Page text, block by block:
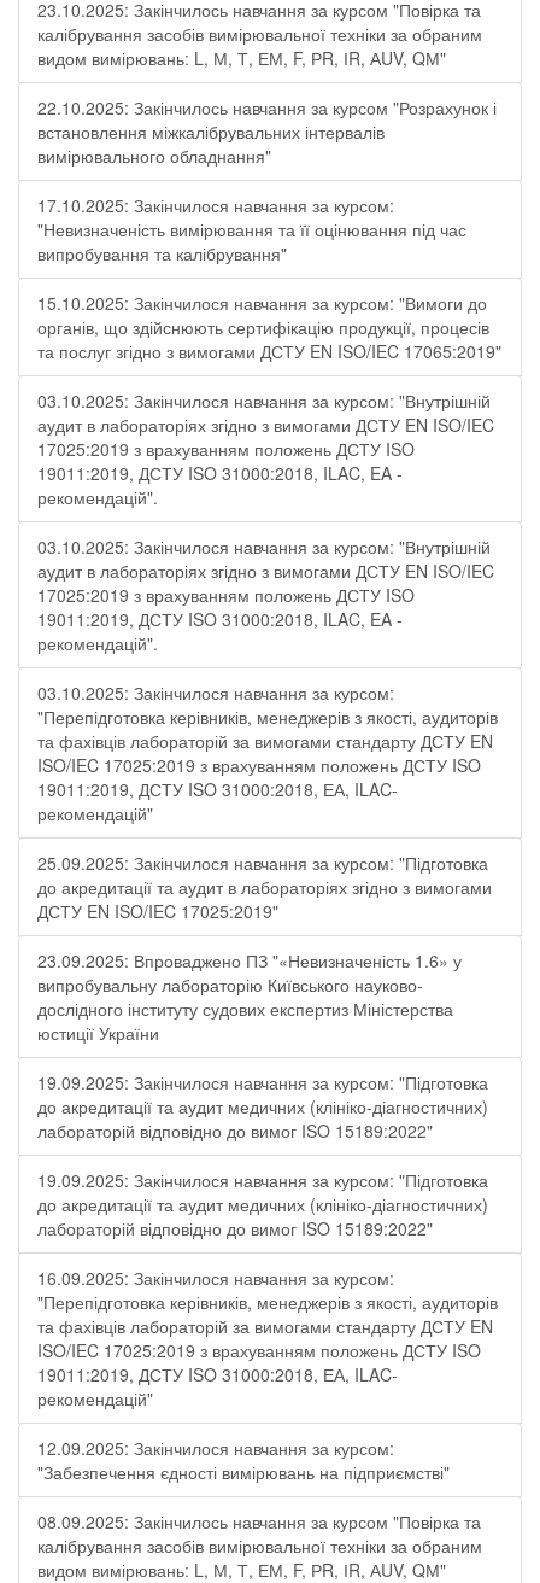
23.10.2025: Закінчилось навчання за курсом "Повірка та
калібрування засобів вимірювальної техніки за обраним
видом вимірювань: L, М, Т, ЕМ, F, РR, ІR, АUV, QМ"
22.10.2025: Закінчилось навчання за курсом "Розрахунок і
встановлення міжкалібрувальних інтервалів
вимірювального обладнання"
17.10.2025: Закінчилося навчання за курсом:
"Невизначеність вимірювання та її оцінювання під час
випробування та калібрування"
15.10.2025: Закінчилося навчання за курсом: "Вимоги до
органів, що здійснюють сертифікацію продукції, процесів
та послуг згідно з вимогами ДСТУ EN ISO/IEC 17065:2019"
03.10.2025: Закінчилося навчання за курсом: "Внутрішній
аудит в лабораторіях згідно з вимогами ДСТУ EN ISO/IEC
17025:2019 з врахуванням положень ДСТУ ISO
19011:2019, ДСТУ ISO 31000:2018, ILAC, EA -
рекомендацій".
03.10.2025: Закінчилося навчання за курсом: "Внутрішній
аудит в лабораторіях згідно з вимогами ДСТУ EN ISO/IEC
17025:2019 з врахуванням положень ДСТУ ISO
19011:2019, ДСТУ ISO 31000:2018, ILAC, EA -
рекомендацій".
03.10.2025: Закінчилося навчання за курсом:
"Перепідготовка керівників, менеджерів з якості, аудиторів
та фахівців лабораторій за вимогами стандарту ДСТУ EN
ISO/IEC 17025:2019 з врахуванням положень ДСТУ ISO
19011:2019, ДСТУ ISO 31000:2018, ЕА, ILAC-
рекомендацій"
25.09.2025: Закінчилося навчання за курсом: "Підготовка
до акредитації та аудит в лабораторіях згідно з вимогами
ДСТУ EN ISO/IEC 17025:2019"
23.09.2025: Впроваджено ПЗ "«Невизначеність 1.6» у
випробувальну лабораторію Київського науково-
дослідного інституту судових експертиз Міністерства
юстиції України
19.09.2025: Закінчилося навчання за курсом: "Підготовка
до акредитації та аудит медичних (клініко-діагностичних)
лабораторій відповідно до вимог ISO 15189:2022"
19.09.2025: Закінчилося навчання за курсом: "Підготовка
до акредитації та аудит медичних (клініко-діагностичних)
лабораторій відповідно до вимог ISO 15189:2022"
16.09.2025: Закінчилося навчання за курсом:
"Перепідготовка керівників, менеджерів з якості, аудиторів
та фахівців лабораторій за вимогами стандарту ДСТУ EN
ISO/IEC 17025:2019 з врахуванням положень ДСТУ ISO
19011:2019, ДСТУ ISO 31000:2018, ЕА, ILAC-
рекомендацій"
12.09.2025: Закінчилося навчання за курсом:
"Забезпечення єдності вимірювань на підприємстві"
08.09.2025: Закінчилось навчання за курсом "Повірка та
калібрування засобів вимірювальної техніки за обраним
видом вимірювань: L, М, Т, ЕМ, F, РR, ІR, АUV, QМ"